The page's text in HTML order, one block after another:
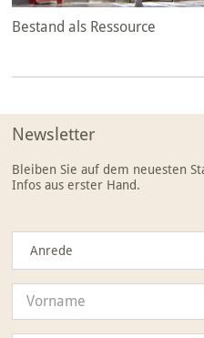
Bestand als Ressource
Newsletter
Bleiben Sie auf dem neuesten
Infos aus erster Hand.
Anrede